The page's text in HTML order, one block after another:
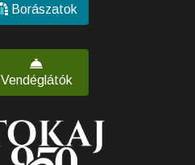
Borászatok
Vendéglátók